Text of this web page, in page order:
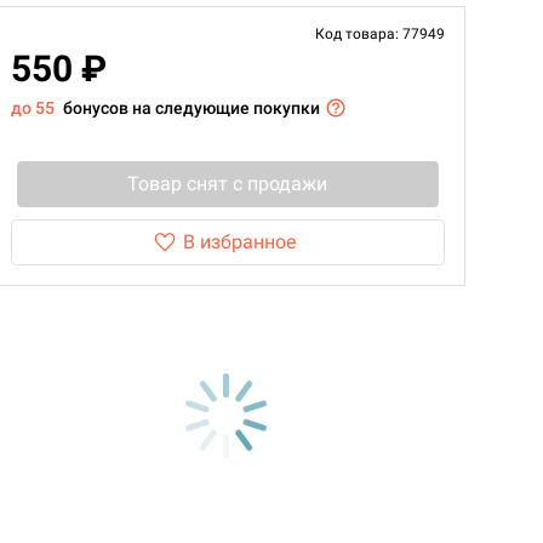
Код товара: 77949
550 ₽
до 55 бонусов на следующие покупки
Товар снят с продажи
В избранное